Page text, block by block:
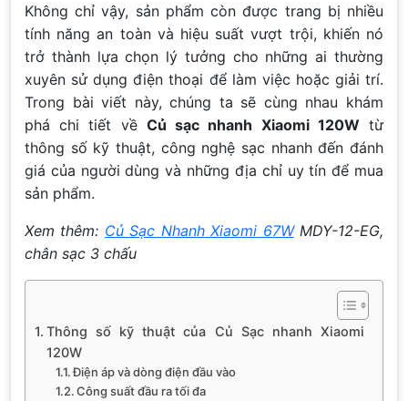
Không chỉ vậy, sản phẩm còn được trang bị nhiều
tính năng an toàn và hiệu suất vượt trội, khiến nó
trở thành lựa chọn lý tưởng cho những ai thường
xuyên sử dụng điện thoại để làm việc hoặc giải trí.
Trong bài viết này, chúng ta sẽ cùng nhau khám
phá chi tiết về Củ sạc nhanh Xiaomi 120W từ
thông số kỹ thuật, công nghệ sạc nhanh đến đánh
giá của người dùng và những địa chỉ uy tín để mua
sản phẩm.
Xem thêm: Củ Sạc Nhanh Xiaomi 67WMDY-12-EG,
chân sạc 3 chấu
Thông số kỹ thuật của Củ Sạc nhanh Xiaomi
120W
Điện áp và dòng điện đầu vào
Công suất đầu ra tối đa